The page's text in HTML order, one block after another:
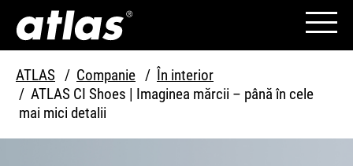
ATLAS Companie
În interior
ATLAS CI Shoes | Imaginea mărcii – până în cele
mai mici detalii